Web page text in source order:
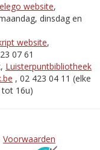
website,
dinsdag en
website,
07 61
Luisterpuntbibliotheek
, 02 423 04 11 (elke
tot 16u)
Voorwaarden